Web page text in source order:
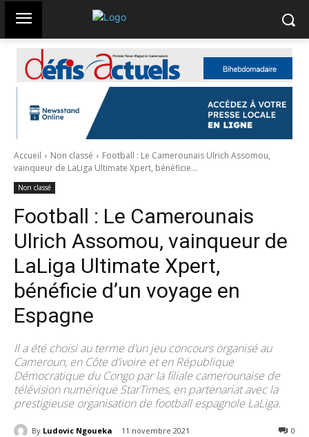
Accueil Non classé
Football : Le Camerounais Ulrich Assomou,
vainqueur de LaLiga Ultimate Xpert, bénéficie...
Non classé
Football : Le Camerounais
Ulrich Assomou, vainqueur de
LaLiga Ultimate Xpert,
bénéficie d’un voyage en
Espagne
Il a été choisi au terme d’un jeu concours organisé au
Cameroun, en Côte d’ivoire et en République
Démocratique du Congo par la filiale camerounaise de
télévision numérique StarTimes, en partenariat avec la
prestigieuse organisation de football espagnole LaLiga.
By Ludovic Ngoueka 11 novembre 2021 0